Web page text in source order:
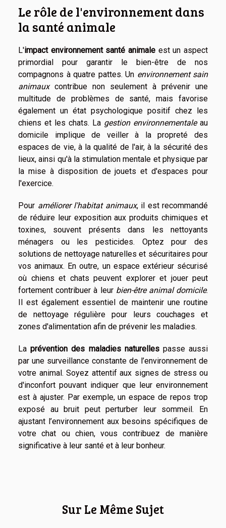
Le rôle de l'environnement dans
la santé animale
L'impact environnement santé animale est un aspect
primordial pour garantir le bien-être de nos
compagnons à quatre pattes. Un environnement sain
animauxcontribue non seulement à prévenir une
multitude de problèmes de santé, mais favorise
également un état psychologique positif chez les
chiens et les chats. La gestion environnementaleau
domicile implique de veiller à la propreté des
espaces de vie, à la qualité de l'air, à la sécurité des
lieux, ainsi qu'à la stimulation mentale et physique par
la mise à disposition de jouets et d'espaces pour
l'exercice.
Pour améliorer l'habitat animaux, il est recommandé
de réduire leur exposition aux produits chimiques et
toxines, souvent présents dans les nettoyants
ménagers ou les pesticides. Optez pour des
solutions de nettoyage naturelles et sécuritaires pour
vos animaux. En outre, un espace extérieur sécurisé
où chiens et chats peuvent explorer et jouer peut
fortement contribuer à leur bien-être animal domicile.
Il est également essentiel de maintenir une routine
de nettoyage régulière pour leurs couchages et
zones d'alimentation afin de prévenir les maladies.
Laprévention des maladies naturellespasse aussi
par une surveillance constante de l’environnement de
votre animal. Soyez attentif aux signes de stress ou
d'inconfort pouvant indiquer que leur environnement
est à ajuster. Par exemple, un espace de repos trop
exposé au bruit peut perturber leur sommeil. En
ajustant l’environnement aux besoins spécifiques de
votre chat ou chien, vous contribuez de manière
significative à leur santé et à leur bonheur.
Sur Le Même Sujet